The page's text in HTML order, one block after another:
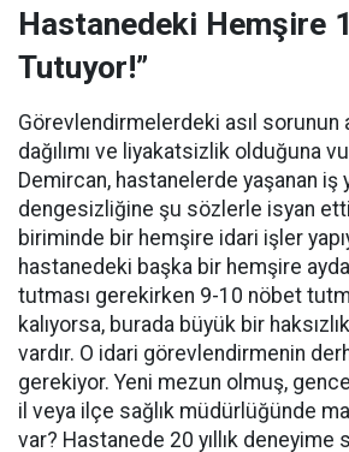
Hastanedeki Hemşire
Tutuyor!”
Görevlendirmelerdeki asıl sorunun
dağılımı ve liyakatsizlik olduğuna
Demircan, hastanelerde yaşanan iş
dengesizliğine şu sözlerle isyan
biriminde bir hemşire idari işler
hastanedeki başka bir hemşire
tutması gerekirken 9-10 nöbet
kalıyorsa, burada büyük bir
vardır. O idari görevlendirmenin
gerekiyor. Yeni mezun olmuş,
il veya ilçe sağlık müdürlüğünde
var? Hastanede 20 yıllık deneyime